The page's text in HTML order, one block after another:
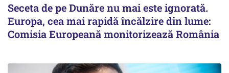
Seceta de pe Dunăre nu mai este ignorată.
Europa, cea mai rapidă încălzire din lume:
Comisia Europeană monitorizează România